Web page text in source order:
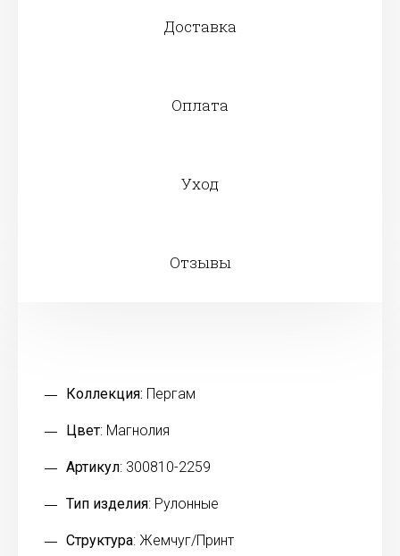
Доставка
Оплата
Уход
Отзывы
Коллекция: Пергам
Цвет: Магнолия
Артикул: 300810-2259
Тип изделия: Рулонные
Структура: Жемчуг/Принт